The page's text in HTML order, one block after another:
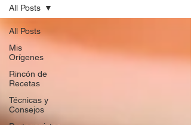
All Posts
Mis
Orígenes
Rincón de
Recetas
Técnicas y
Consejos
All Posts